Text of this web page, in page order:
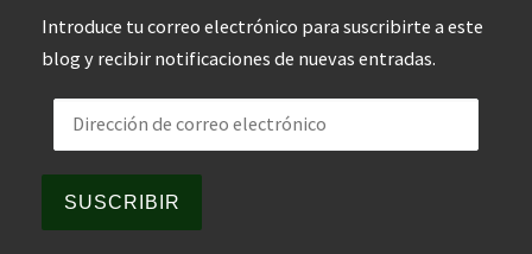
Introduce tu correo electrónico para suscribirte a este
blog y recibir notificaciones de nuevas entradas.
Dirección de correo electrónico
SUSCRIBIR